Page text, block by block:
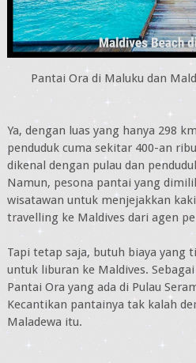
Pantai Ora di Maluku dan
Ya, dengan luas yang hanya 298
penduduk cuma sekitar 400-an
dikenal dengan pulau dan
Namun, pesona pantai yang
wisatawan untuk menjejakkan
travelling ke Maldives dari agen
Tapi tetap saja, butuh biaya yang
untuk liburan ke Maldives.
Pantai Ora yang ada di Pulau
Kecantikan pantainya tak kalah
Maladewa itu.